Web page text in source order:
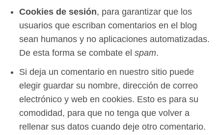
Cookies de sesión, para garantizar que los
usuarios que escriban comentarios en el blog
sean humanos y no aplicaciones automatizadas.
De esta forma se combate el spam.
Si deja un comentario en nuestro sitio puede
elegir guardar su nombre, dirección de correo
electrónico y web en cookies. Esto es para su
comodidad, para que no tenga que volver a
rellenar sus datos cuando deje otro comentario.